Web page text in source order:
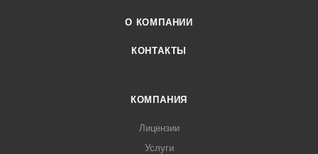
О КОМПАНИИ
КОНТАКТЫ
КОМПАНИЯ
Лицензии
Услуги